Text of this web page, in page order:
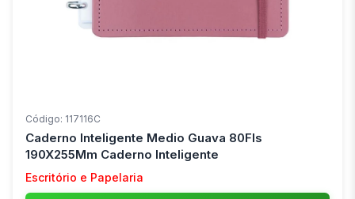
Código: 117116C
Caderno Inteligente Medio Guava 80Fls
190X255Mm Caderno Inteligente
Escritório e Papelaria